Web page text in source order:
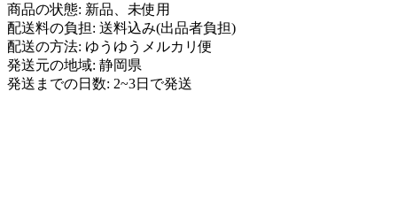
商品の状態: 新品、未使用
配送料の負担: 送料込み(出品者負担)
配送の方法: ゆうゆうメルカリ便
発送元の地域: 静岡県
発送までの日数: 2~3日で発送